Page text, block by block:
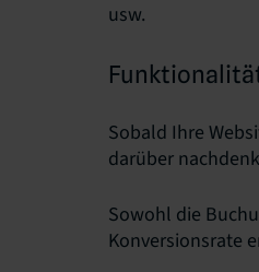
usw.
Sobald Ihre
darüber
Sowohl die
Konversionsrate